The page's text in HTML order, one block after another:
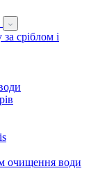
сріблом і
очищення води